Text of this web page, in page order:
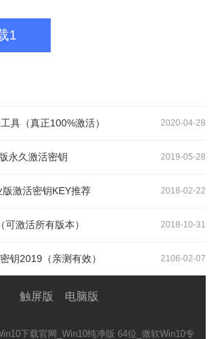
1
具（真正100%激活） 2020-04-28
永久激活密钥 2019-05-28
激活密钥KEY推荐 2018-02-22
激活所有版本） 2018-10-31
钥2019（亲测有效） 2106-02-07
触屏版 电脑版
下载官网_Win10纯净版 64位_微软Win10专